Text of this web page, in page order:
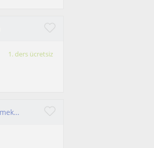
1. ders ücretsiz
Ben üniversite öğtenciyim ve part time olarak matematik dersleri vermekteydim